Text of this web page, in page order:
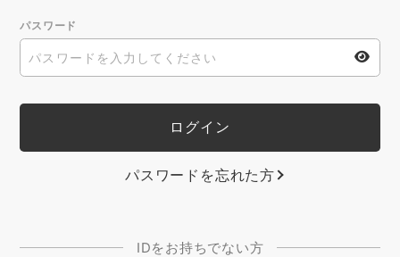
パスワード
パスワードを忘れた方
IDをお持ちでない方